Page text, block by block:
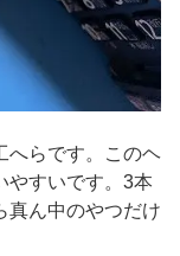
へらです。このヘ
やすいです。3本
真ん中のやつだけ